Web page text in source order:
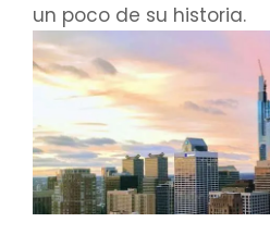
un poco de su historia.